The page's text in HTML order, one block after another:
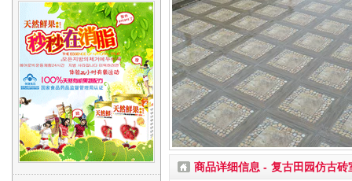
商品详细信息 - 复古田园仿古